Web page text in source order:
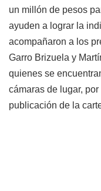
un millón de pesos
ayuden a lograr la
acompañaron a los
Garro Brizuela y
quienes se
cámaras de lugar,
publicación de la